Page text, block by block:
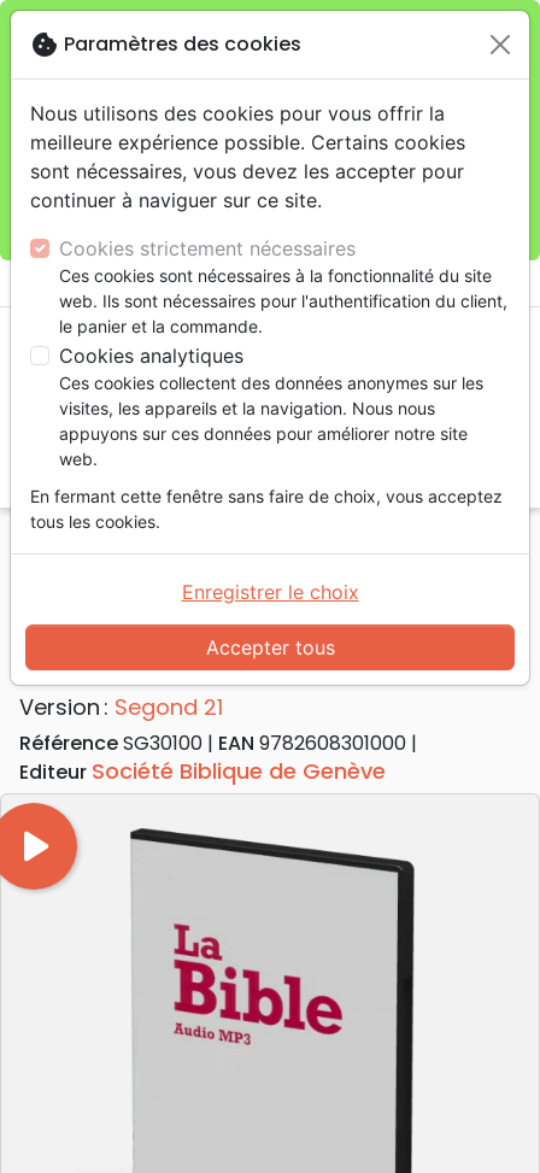
Je veux retirer ma commande au 11 rue de Rive,
Genèveclose
warningCette boutique en ligne est limitée au retrait en
magasin.
Pour les livraisons à domicile, veuillez passer vos
commandes sur la boutique La Maison de la Bible
shopping_cart
Accueil Bibles
Audio-Bibles
Bible Segond 21 audio - Boîtier de 6 CD MP3
Bible Segond 21 audio
Boîtier de 6 CD MP3
Version : Segond 21
RéférenceSG30100 EAN 9782608301000
Editeur Société Biblique de Genève
play_arrow
cookie Paramètres des cookies
Nous utilisons des cookies pour vous offrir la
meilleure expérience possible. Certains cookies
sont nécessaires, vous devez les accepter pour
continuer à naviguer sur ce site.
Cookies strictement nécessaires
Ces cookies sont nécessaires à la fonctionnalité du site
web. Ils sont nécessaires pour l'authentification du client,
le panier et la commande.
Cookies analytiques
Ces cookies collectent des données anonymes sur les
visites, les appareils et la navigation. Nous nous
appuyons sur ces données pour améliorer notre site
web.
En fermant cette fenêtre sans faire de choix, vous acceptez
tous les cookies.
Accepter tous
Enregistrer le choix